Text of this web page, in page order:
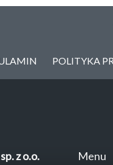
POLITYKA
z o.o. Menu